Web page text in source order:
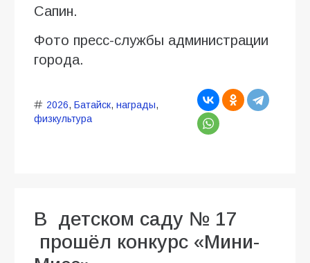
Сапин.
Фото пресс-службы администрации
города.
2026, Батайск, награды,
физкультура
В детском саду № 17
прошёл конкурс «Мини-